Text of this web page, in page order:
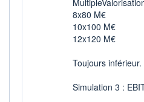
8x80 M€
10x100 M€
12x120 M€
Toujours inférieur.
Simulation 3 :